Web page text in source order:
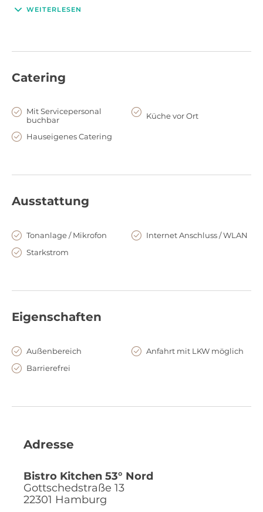
WEITERLESEN
Catering
Mit Servicepersonal
buchbar
Küche vor Ort
Hauseigenes Catering
Ausstattung
Tonanlage / Mikrofon
Internet Anschluss / WLAN
Starkstrom
Eigenschaften
Außenbereich
Anfahrt mit LKW möglich
Barrierefrei
Adresse
Bistro Kitchen 53° Nord
Gottschedstraße 13
22301 Hamburg